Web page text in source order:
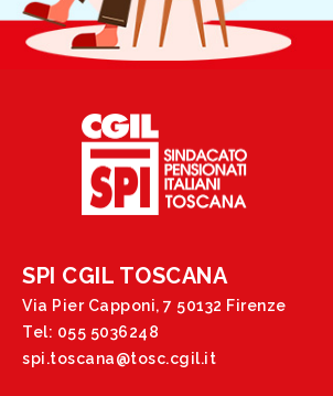
SPI CGIL TOSCANA
Via Pier Capponi, 7 50132 Firenze
Tel: 055 5036248
spi.toscana@tosc.cgil.it